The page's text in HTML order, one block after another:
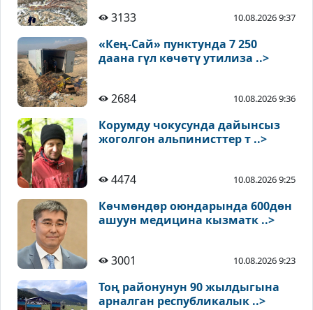
3133
10.08.2026 9:37
«Кең-Сай» пунктунда 7 250
даана гүл көчөтү утилиза ..>
2684 10.08.2026 9:36
Корумду чокусунда дайынсыз
жоголгон альпинисттер т ..>
4474 10.08.2026 9:25
Көчмөндөр оюндарында 600дөн
ашуун медицина кызматк ..>
3001 10.08.2026 9:23
Тоң районунун 90 жылдыгына
арналган республикалык ..>